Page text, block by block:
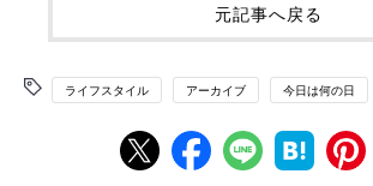
元記事へ戻る
ライフスタイル アーカイブ 今日は何の日